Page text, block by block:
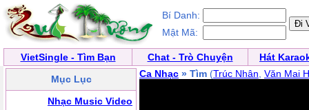
Bí Danh:
Mật Mã:
VietSingle - Tìm Bạn Chat - Trò Chuyện
Hát
Mục Lục
Nhạc Music Video
Ca Nhạc » Tìm (Trúc Nhân Văn Mai